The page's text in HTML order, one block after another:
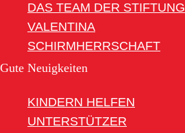
DAS TEAM DER STIFTUNG
VALENTINA
SCHIRMHERRSCHAFT
Gute Neuigkeiten
KINDERN HELFEN
UNTERSTÜTZER